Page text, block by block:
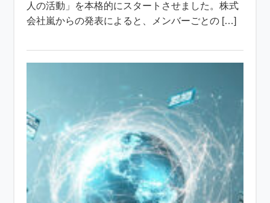
人の活動」を本格的にスタートさせました。株式
会社嵐からの発表によると、メンバーごとの […]